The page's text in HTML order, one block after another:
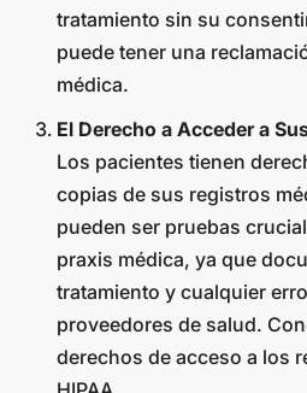
tratamiento sin su
puede tener una
médica.
El Derecho a Acceder a
Los pacientes tienen
copias de sus registros
pueden ser pruebas
praxis médica, ya que
tratamiento y cualquier
proveedores de salud.
derechos de acceso a los